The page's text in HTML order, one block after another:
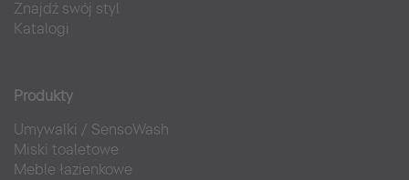
Znajdź swój styl
Katalogi
Produkty
Umywalki / SensoWash
Miski toaletowe
Meble łazienkowe